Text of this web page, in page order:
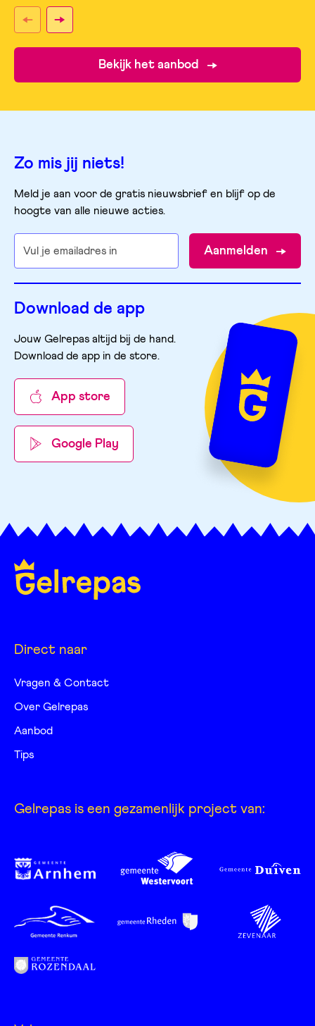
Bekijk het aanbod
Zo mis jij niets!
Meld je aan voor de gratis nieuwsbrief en blijf op de
hoogte van alle nieuwe acties.
Aanmelden
Download de app
Jouw Gelrepas altijd bij de hand.
Download de app in de store.
App store
Google Play
Direct naar
Vragen & Contact
Over Gelrepas
Aanbod
Tips
Gelrepas is een gezamenlijk project van: